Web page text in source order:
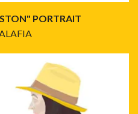
PORTRAIT